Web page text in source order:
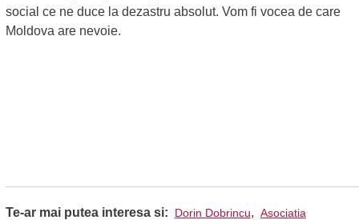
social ce ne duce la dezastru absolut. Vom fi vocea de care
Moldova are nevoie.
Te-ar mai putea interesa si: Dorin Dobrincu, Asociatia